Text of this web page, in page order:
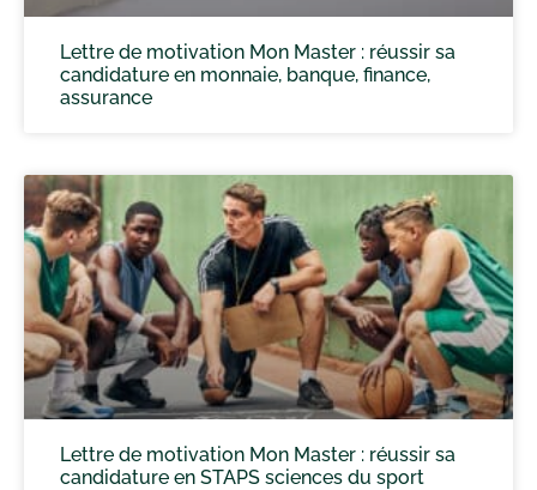
Lettre de motivation Mon Master : réussir sa
candidature en monnaie, banque, finance,
assurance
Lettre de motivation Mon Master : réussir sa
candidature en STAPS sciences du sport